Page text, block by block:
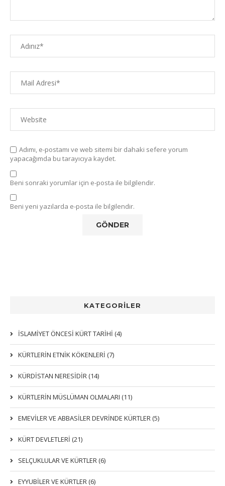
Adımı, e-postamı ve web sitemi bir dahaki sefere yorum
yapacağımda bu tarayıcıya kaydet.
Beni sonraki yorumlar için e-posta ile bilgilendir.
Beni yeni yazılarda e-posta ile bilgilendir.
KATEGORİLER
İSLAMİYET ÖNCESİ KÜRT TARİHİ (4)
KÜRTLERIN ETNIK KÖKENLERI (7)
KÜRDİSTAN NERESİDİR (14)
KÜRTLERİN MÜSLÜMAN OLMALARI (11)
EMEVİLER VE ABBASİLER DEVRİNDE KÜRTLER (5)
KÜRT DEVLETLERİ (21)
SELÇUKLULAR VE KÜRTLER (6)
EYYUBİLER VE KÜRTLER (6)